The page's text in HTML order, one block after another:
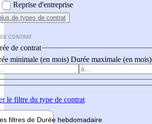
Reprise d'entreprise
de types de contrat
CONTRAT
de contrat
minimale (en mois) Durée maximale (en mois)
le filtre du type de contrat
filtres de Durée hebdomadaire